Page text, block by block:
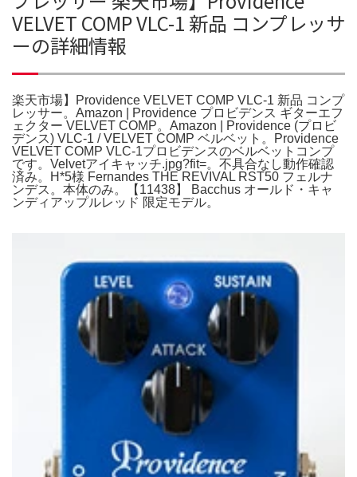
VELVET COMP VLC-1 新品 コンプレッサ
ーの詳細情報
楽天市場】Providence VELVET COMP VLC-1 新品 コンプ
レッサー。Amazon | Providence プロビデンス ギターエフ
ェクター VELVET COMP。Amazon | Providence (プロビ
デンス) VLC-1 / VELVET COMP ベルベット。Providence
VELVET COMP VLC-1プロビデンスのベルベットコンプ
です。Velvetアイキャッチ.jpg?fit=。不具合なし動作確認
済み。H*5様 Fernandes THE REVIVAL RST50 フェルナ
ンデス。本体のみ。【11438】 Bacchus オールド・キャ
ンディアップルレッド 限定モデル。